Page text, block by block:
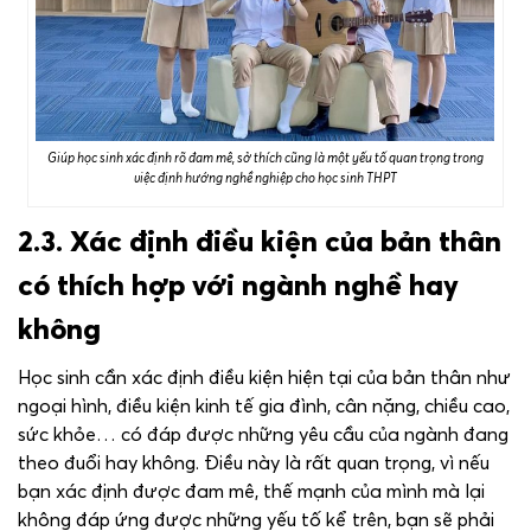
Giúp học sinh xác định rõ đam mê, sở thích cũng là một yếu tố quan trọng trong
việc định hướng nghề nghiệp cho học sinh THPT
2.3. Xác định điều kiện của bản thân
có thích hợp với ngành nghề hay
không
Học sinh cần xác định điều kiện hiện tại của bản thân như
ngoại hình, điều kiện kinh tế gia đình, cân nặng, chiều cao,
sức khỏe… có đáp được những yêu cầu của ngành đang
theo đuổi hay không. Điều này là rất quan trọng, vì nếu
bạn xác định được đam mê, thế mạnh của mình mà lại
không đáp ứng được những yếu tố kể trên, bạn sẽ phải